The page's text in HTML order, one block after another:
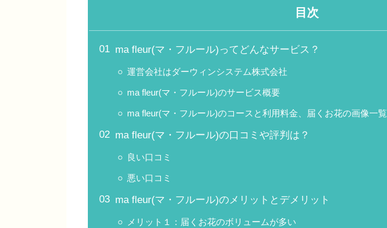
目次
ma fleur(マ・フルール)ってどんなサービス？
運営会社はダーウィンシステム株式会社
ma fleur(マ・フルール)のサービス概要
ma fleur(マ・フルール)のコースと利用料金、届くお花の画像一覧
ma fleur(マ・フルール)の口コミや評判は？
良い口コミ
悪い口コミ
ma fleur(マ・フルール)のメリットとデメリット
メリット１：届くお花のボリュームが多い